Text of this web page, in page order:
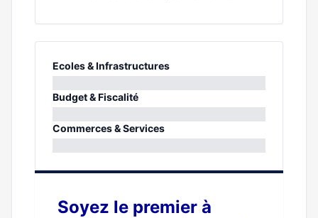
Ecoles & Infrastructures
0%
Budget & Fiscalité
0%
Commerces & Services
Soyez le premier à